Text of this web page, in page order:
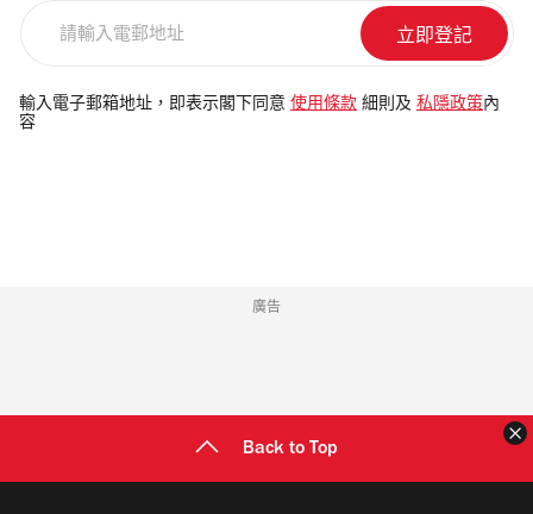
電
郵
輸入電子郵箱地址，即表示閣下同意 使用條款 細則及 私隱政策 內
容
廣告
Back to Top